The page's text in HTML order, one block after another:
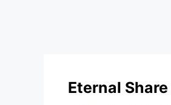
Eternal